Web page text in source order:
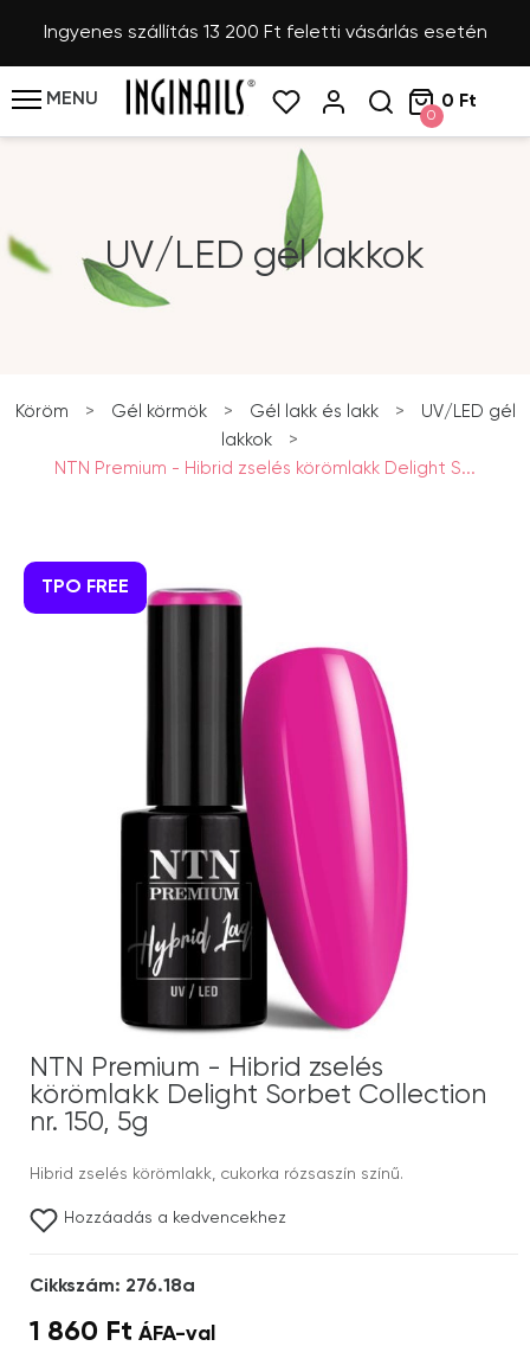
Ingyenes szállítás 13 200 Ft feletti vásárlás esetén
MENU
0
0 Ft
UV/LED gél lakkok
Köröm > Gél körmök > Gél lakk és lakk >
UV/LED gél
lakkok
>
NTN Premium - Hibrid zselés körömlakk Delight S...
TPO FREE
NTN Premium - Hibrid zselés
körömlakk Delight Sorbet Collection
nr. 150, 5g
Hibrid zselés körömlakk, cukorka rózsaszín színű.
Hozzáadás a kedvencekhez
Cikkszám: 276.18a
1 860 Ft ÁFA-val